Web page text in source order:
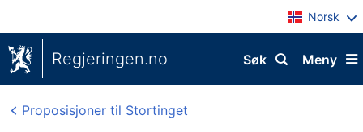
Norsk
Regjeringen.no Meny
Søk
Proposisjoner til Stortinget